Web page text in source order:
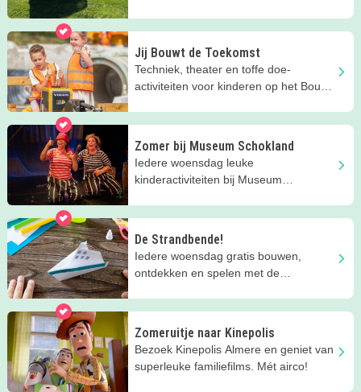
Jij Bouwt de Toekomst
Techniek, theater en toffe doe-
activiteiten voor kinderen op het Bouw
Zomer bij Museum Schokland
Iedere woensdag leuke
kinderactiviteiten bij Museum
De Strandbende!
Iedere woensdag gratis bouwen,
ontdekken en spelen met de
Zomeruitje naar Kinepolis
Bezoek Kinepolis Almere en geniet van
superleuke familiefilms. Mét airco!